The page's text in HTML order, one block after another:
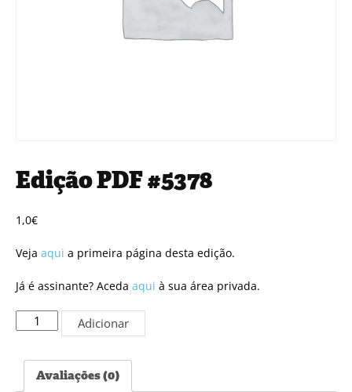
Edição PDF #5378
1,0€
Veja aqui a primeira página desta edição.
Já é assinante? Aceda aqui à sua área privada.
Quantidade
de
PDF
#5378
Adicionar
Avaliações (0)